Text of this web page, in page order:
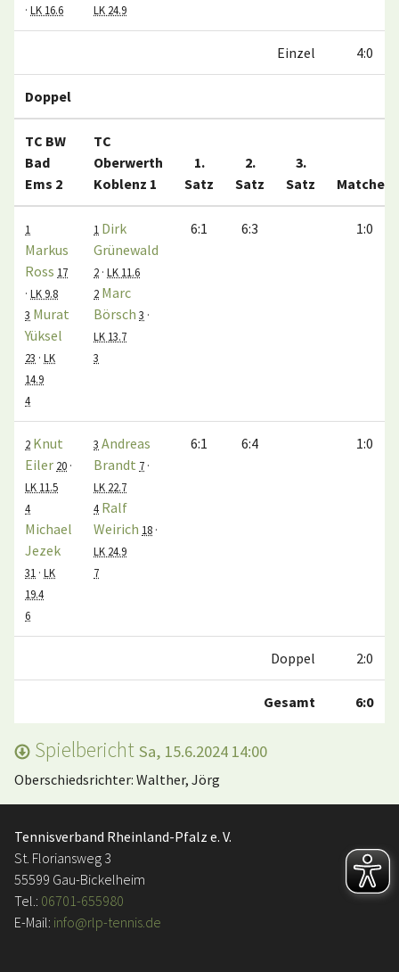
· LK 16.6
LK 24.9
Einzel 4:0
Doppel
TC BW
Bad
Ems 2
TC
Oberwerth
Koblenz 1
1.
Satz
2.
Satz
3.
Satz
Matches
1
Markus
Ross 17
· LK 9.8
3 Murat
Yüksel
23 · LK
14.9
4
1 Dirk
Grünewald
2 · LK 11.6
2 Marc
Börsch 3 ·
LK 13.7
3
6:1 6:3 1:0
2 Knut
Eiler 20 ·
LK 11.5
4
Michael
Jezek
31 · LK
19.4
6
3 Andreas
Brandt 7 ·
LK 22.7
4 Ralf
Weirich 18 ·
LK 24.9
7
6:1 6:4 1:0
Doppel 2:0
Gesamt 6:0
Spielbericht Sa, 15.6.2024 14:00
Oberschiedsrichter: Walther, Jörg
Tennisverband Rheinland-Pfalz e. V.
St. Floriansweg 3
55599 Gau-Bickelheim
Tel.: 06701-655980
E-Mail: info@rlp-tennis.de